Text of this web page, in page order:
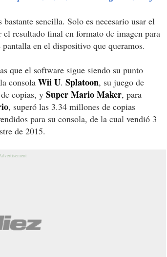
sencilla. Solo es necesario usar el
resultado final en formato de imagen para
en el dispositivo que queramos.
que el software sigue siendo su punto
consola Wii U. Splatoon, su juego de
copias, y Super Mario Maker, para
, superó las 3.34 millones de copias
para su consola, de la cual vendió 3
de 2015.